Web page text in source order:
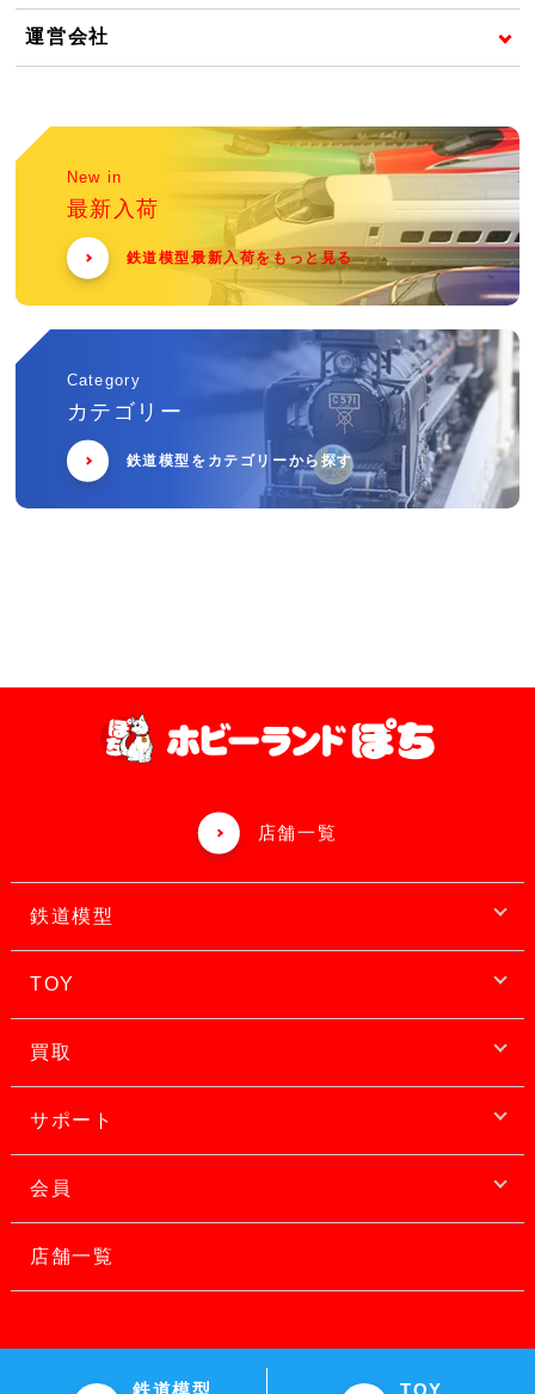
運営会社
New in
最新入荷
鉄道模型最新入荷をもっと見る
Category
カテゴリー
鉄道模型をカテゴリーから探す
店舗一覧
鉄道模型
TOY
買取
サポート
会員
店舗一覧
鉄道模型 TOY